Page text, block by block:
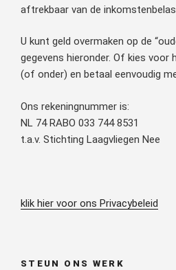
aftrekbaar van de
U kunt geld overmaken op de
gegevens hieronder. Of kies voor
(of onder) en betaal eenvoudig
Ons rekeningnummer is:
NL 74 RABO 033 744 8531
t.a.v. Stichting Laagvliegen Nee
klik hier voor ons Privacybeleid
STEUN ONS WERK